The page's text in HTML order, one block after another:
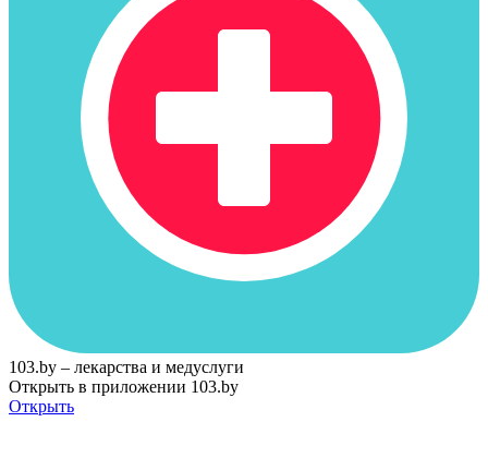
103.by – лекарства и медуслуги
Открыть в приложении 103.by
Открыть